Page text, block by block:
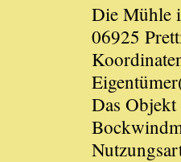
Die Mühle
06925
Das